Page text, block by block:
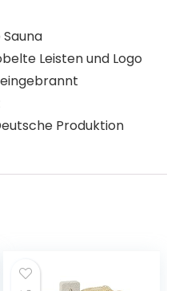
Leisten und Logo
eingebrannt
Produktion